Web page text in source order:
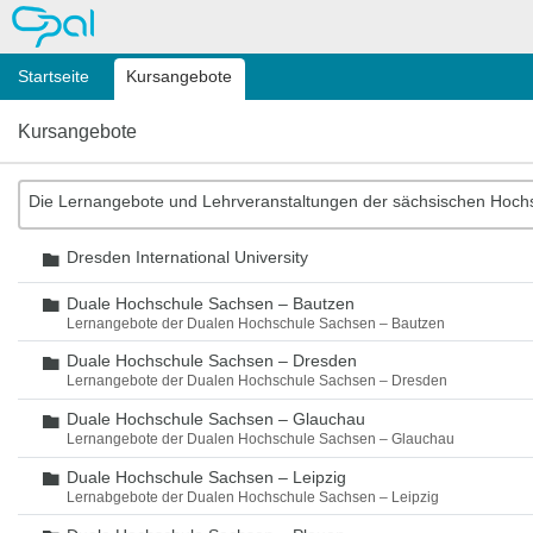
OPAL
Startseite Kursangebote
Kursangebote
Die Lernangebote und Lehrveranstaltungen der sächsischen
Ordner
Dresden International University
Ordner
Duale Hochschule Sachsen – Bautzen
Lernangebote der Dualen Hochschule Sachsen – Bautzen
Ordner
Duale Hochschule Sachsen – Dresden
Lernangebote der Dualen Hochschule Sachsen – Dresden
Ordner
Duale Hochschule Sachsen – Glauchau
Lernangebote der Dualen Hochschule Sachsen – Glauchau
Ordner
Duale Hochschule Sachsen – Leipzig
Lernabgebote der Dualen Hochschule Sachsen – Leipzig